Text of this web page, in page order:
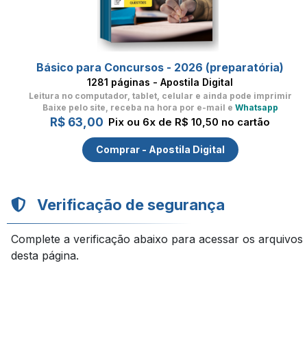
Básico para Concursos - 2026 (preparatória)
1281 páginas - Apostila Digital
Leitura no computador, tablet, celular e ainda pode imprimir
Baixe pelo site, receba na hora por e-mail e Whatsapp
R$ 63,00 Pix ou 6x de R$ 10,50 no cartão
Comprar - Apostila Digital
Verificação de segurança
Complete a verificação abaixo para acessar os arquivos
desta página.